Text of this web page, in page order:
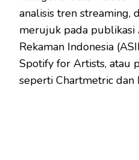
analisis tren streaming,
merujuk pada publikasi
Rekaman Indonesia
Spotify for Artists, atau
seperti Chartmetric dan